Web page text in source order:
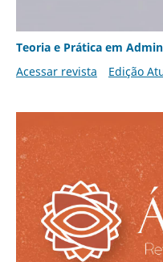
Teoria e Prática em
Acessar revista
Edição